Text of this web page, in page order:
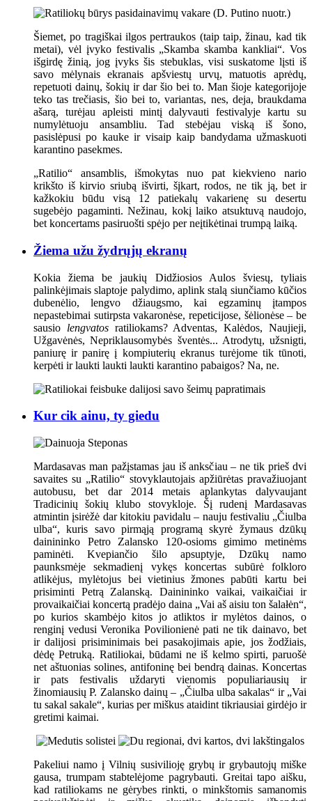
Šiemet, po tragiškai ilgos pertraukos (taip taip, žinau, kad tik
metai), vėl įvyko festivalis „Skamba skamba kankliai“. Vos
išgirdę žinią, jog įvyks šis stebuklas, visi suskatome lįsti iš
savo mėlynais ekranais apšviestų urvų, matuotis aprėdų,
repetuoti dainų, šokių ir dar šio bei to. Man šioje kategorijoje
teko tas trečiasis, šio bei to, variantas, nes, deja, braukdama
ašarą, turėjau apleisti mintį dalyvauti festivalyje kartu su
numylėtuoju ansambliu. Tad stebėjau viską iš šono,
pasislėpusi po kauke ir visaip kaip bandydama užmaskuoti
karantino pasekmes.
„Ratilio“ ansamblis, išmokytas nuo pat kiekvieno nario
krikšto iš kirvio sriubą išvirti, šįkart, rodos, ne tik ją, bet ir
kažkokiu būdu visą 12 patiekalų vakarienę su desertu
sugebėjo pagaminti. Nežinau, kokį laiko atsuktuvą naudojo,
bet koncertams pasiruošti spėjo per neįtikėtinai trumpą laiką.
Žiema užu žydrųjų ekranų
Kokia žiema be jaukių Didžiosios Aulos šviesų, tyliais
palinkėjimais slaptoje palydimo, aplink stalą siunčiamo kūčios
dubenėlio, lengvo džiaugsmo, kai egzaminų įtampos
nepastebimai sutirpsta vakaronėse, repeticijose, šėlionėse – be
sausio lengvatosratiliokams? Adventas, Kalėdos, Naujieji,
Užgavėnės, Nepriklausomybės šventės... Atrodytų, užsnigti,
paniurę ir panirę į kompiuterių ekranus turėjome tik tūnoti,
kerpėti ir laukti laukti laukti karantino pabaigos? Na, ne.
Kur cik ainu, ty giedu
Mardasavas man pažįstamas jau iš anksčiau – ne tik prieš dvi
savaites su „Ratilio“ stovyklautojais apžiūrėtas pravažiuojant
autobusu, bet dar 2014 metais aplankytas dalyvaujant
Tradicinių šokių klubo stovykloje. Šį rudenį Mardasavas
atmintin įsirėžė dar kitokiu pavidalu – nauju festivaliu „Čiulba
ulba“, kuris savo pirmąją programą skyrė žymaus dzūkų
dainininko Petro Zalansko 120-osioms gimimo metinėms
paminėti. Kvepiančio šilo apsuptyje, Dzūkų namo
paunksmėje sekmadienį vykęs koncertas subūrė folkloro
atlikėjus, mylėtojus bei vietinius žmones pabūti kartu bei
prisiminti Petrą Zalanską. Dainininko vaikai, vaikaičiai ir
provaikaičiai koncertą pradėjo daina „Vai aš aisiu ton šalałėn“,
po kurios skambėjo kitos jo atliktos ir mylėtos dainos, o
renginį vedusi Veronika Povilionienė pati ne tik dainavo, bet
ir dalijosi prisiminimais bei pasakojimais apie, jos žodžiais,
dėdę Petruką. Ratiliokai, būdami ne iš kelmo spirti, paruošė
net aštuonias solines, antifoninę bei bendrą dainas. Koncertas
ir pats festivalis uždaryti vienomis populiariausių ir
žinomiausių P. Zalansko dainų – „Čiulba ulba sakalas“ ir „Vai
tu sakal sakale“, kurias per miškus ataidint tikriausiai girdėjo ir
gretimi kaimai.
Pakeliui namo į Vilnių susivilioję grybų ir grybautojų miške
gausa, trumpam stabtelėjome pagrybauti. Greitai tapo aišku,
kad ratiliokams ne gėrybes rinkti, o minkštomis samanomis